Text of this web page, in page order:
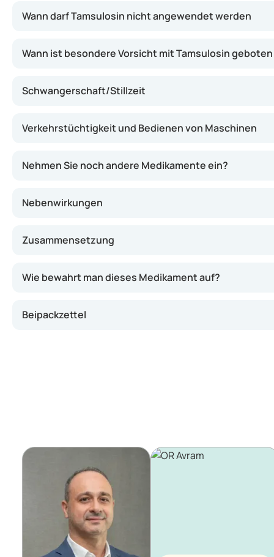
Wann darf Tamsulosin nicht angewendet werden
Wann ist besondere Vorsicht mit Tamsulosin geboten
Schwangerschaft/Stillzeit
Verkehrstüchtigkeit und Bedienen von Maschinen
Nehmen Sie noch andere Medikamente ein?
Nebenwirkungen
Zusammensetzung
Wie bewahrt man dieses Medikament auf?
Beipackzettel